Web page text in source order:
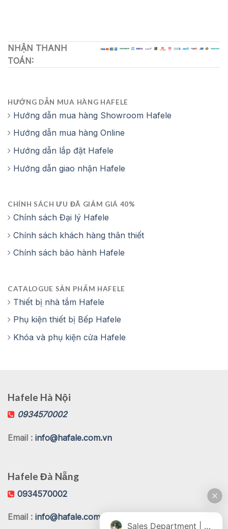
NHẬN THANH
TOÁN:
HƯỚNG DẪN MUA HÀNG HAFELE
Hướng dẫn mua hàng Showroom Hafele
Hướng dẫn mua hàng Online
Hướng dẫn lắp đặt Hafele
Hướng dẫn giao nhận Hafele
CHÍNH SÁCH ƯU ĐÃ GIẢM GIÁ 40%
Chính sách Đại lý Hafele
Chính sách khách hàng thân thiết
Chính sách bảo hành Hafele
CATALOGUE SẢN PHẨM HAFELE
Thiết bị nhà tắm Hafele
Phụ kiện thiết bị Bếp Hafele
Khóa và phụ kiện cửa Hafele
Hafele Hà Nội
0934570002
Email : info@hafale.com.vn
Hafele Đà Nẵng
0934570002
Email : info@hafale.com.vn
Sales Department | Chat online